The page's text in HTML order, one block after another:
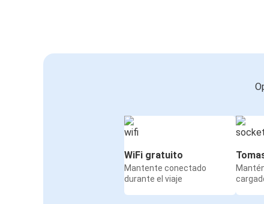
WiFi gratuito
Mantente conectado
durante el viaje